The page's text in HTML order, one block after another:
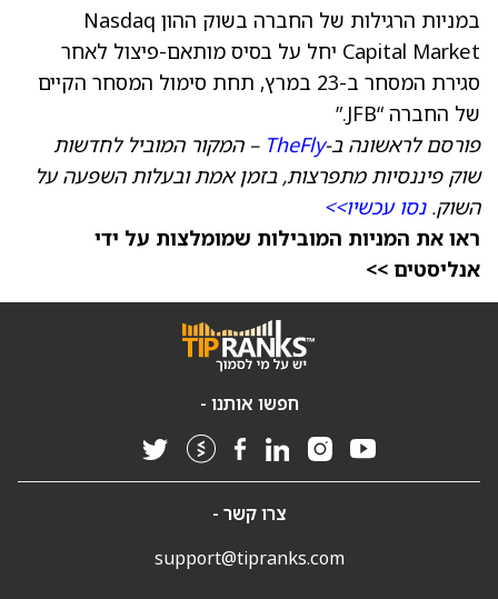
במניות הרגילות של החברה בשוק ההון Nasdaq
Capital Market יחל על בסיס מותאם-פיצול לאחר
סגירת המסחר ב-23 במרץ, תחת סימול המסחר הקיים
של החברה “JFB.”
פורסם לראשונה ב-TheFly – המקור המוביל לחדשות
שוק פיננסיות מתפרצות, בזמן אמת ובעלות השפעה על
השוק.נסו עכשיו>>
ראו את המניות המובילות שמומלצות על ידי
אנליסטים >>
חפשו אותנו -
צרו קשר -
support@tipranks.com